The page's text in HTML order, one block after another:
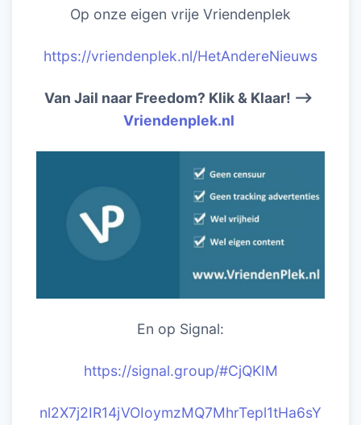
Op onze eigen vrije Vriendenplek
https://vriendenplek.nl/HetAndereNieuws
Van Jail naar Freedom? Klik & Klaar! –>
Vriendenplek.nl
En op Signal:
https://signal.group/#CjQKIM
nl2X7j2IR14jVOIoymzMQ7MhrTepl1tHa6sY